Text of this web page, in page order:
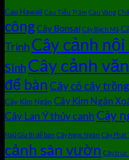
Cau Hawaii Cau Tiểu Trâm Cau Vàng
côngCây Bonsai Cây Bạch Mã
Trình Cây cảnh
Sinh Cây cảnh
để bàn Cây cỏ cây
Cây Kim Ngân Cây Kim Ngân
Cây Lan Ý thủy canh Cây
Ngũ Gia Bì để bàn Cây Ngọc Ngân Cây Phát
cảnh sân vườn Cây trúc